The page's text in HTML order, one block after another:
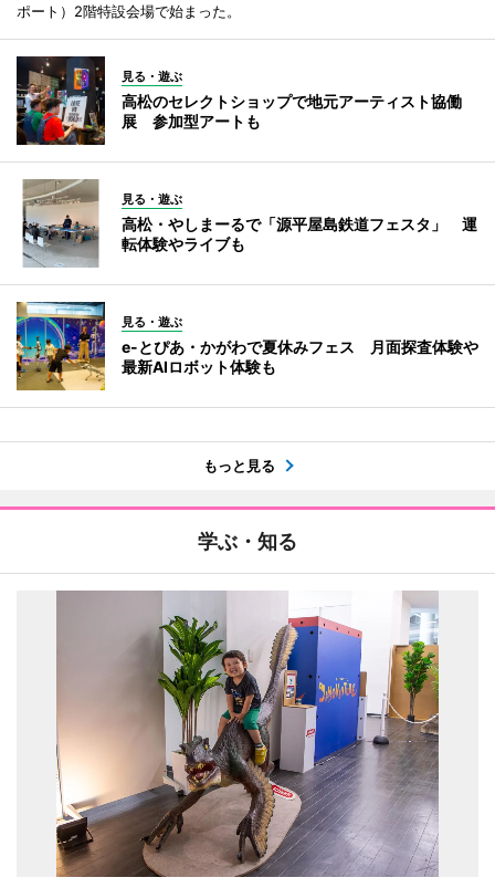
ポート）2階特設会場で始まった。
見る・遊ぶ
高松のセレクトショップで地元アーティスト協働
展 参加型アートも
見る・遊ぶ
高松・やしまーるで「源平屋島鉄道フェスタ」 運
転体験やライブも
見る・遊ぶ
e-とぴあ・かがわで夏休みフェス 月面探査体験や
最新AIロボット体験も
もっと見る
学ぶ・知る